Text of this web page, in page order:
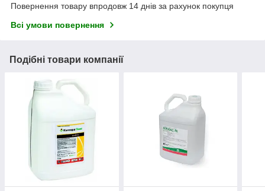
Повернення товару впродовж 14 днів за рахунок покупця
Всі умови повернення
Подібні товари компанії